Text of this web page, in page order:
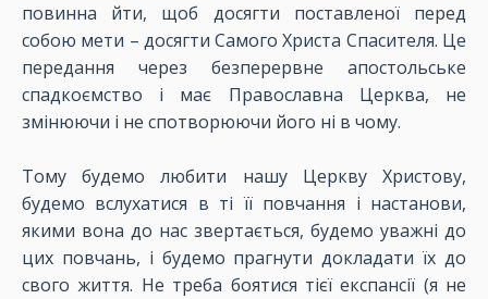
повинна йти, щоб досягти поставленої перед
собою мети – досягти Самого Христа Спасителя. Це
передання через безперервне апостольське
спадкоємство і має Православна Церква, не
змінюючи і не спотворюючи його ні в чому.
Тому будемо любити нашу Церкву Христову,
будемо вслухатися в ті її повчання і настанови,
якими вона до нас звертається, будемо уважні до
цих повчань, і будемо прагнути докладати їх до
свого життя. Не треба боятися тієї експансії (я не